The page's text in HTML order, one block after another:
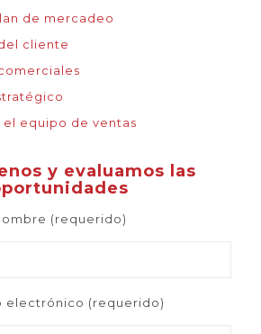
de mercadeo
cliente
el equipo de ventas
y evaluamos las
(requerido)
electrónico (requerido)